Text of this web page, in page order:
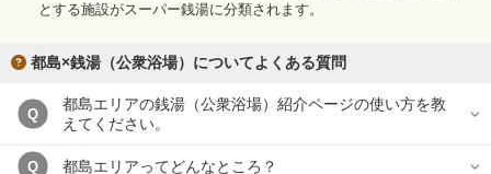
とする施設がスーパー銭湯に分類されます。
都島×銭湯（公衆浴場）についてよくある質問
Q
都島エリアの銭湯（公衆浴場）紹介ページの使い方を教
えてください。
Q 都島エリアってどんなところ？